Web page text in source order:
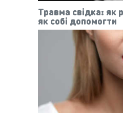
Травма свідка: як
як собі допомогти